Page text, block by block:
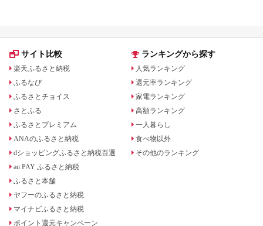
サイト比較
楽天ふるさと納税
ふるなび
ふるさとチョイス
さとふる
ふるさとプレミアム
ANAのふるさと納税
dショッピングふるさと納税百選
au PAY ふるさと納税
ふるさと本舗
ヤフーのふるさと納税
マイナビふるさと納税
ポイント還元キャンペーン
ランキングから探す
人気ランキング
還元率ランキング
家電ランキング
高額ランキング
一人暮らし
食べ物以外
その他のランキング